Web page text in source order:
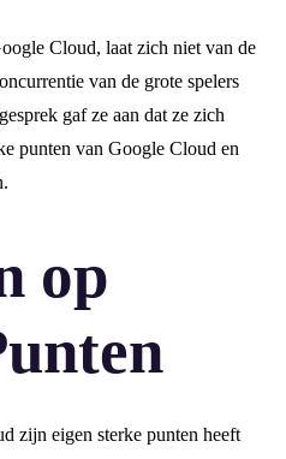
Cloud, laat zich niet van de
van de grote spelers
gaf ze aan dat ze zich
punten van Google Cloud en
op
zijn eigen sterke punten heeft